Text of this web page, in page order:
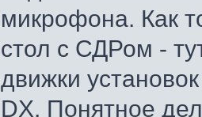
микрофона. Как
стол с СДРом -
движки
DX. Понятное